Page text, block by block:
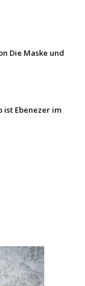
Die Maske und
ist Ebenezer im